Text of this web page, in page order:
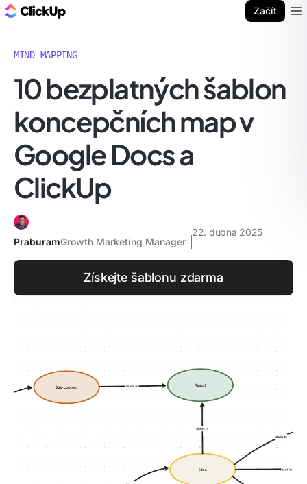
Začít
MIND MAPPING
10 bezplatných šablon
koncepčních map v
Google Docs a
ClickUp
PraburamGrowth Marketing Manager
22. dubna 2025
Získejte šablonu zdarma